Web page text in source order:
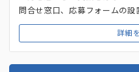
詳細
問合せ窓口、応募フォームの
ストップで事務局の対応を行
Webサイト制作・運用、コー
果を最大化するための業務も
ンペーン事務局における受付業